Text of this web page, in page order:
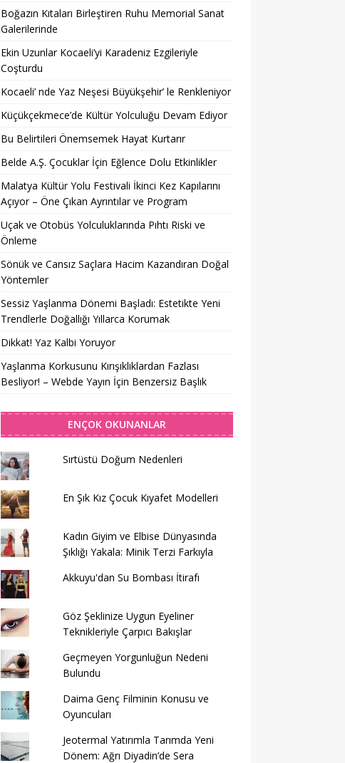
Boğazın Kıtaları Birleştiren Ruhu Memorial Sanat
Galerilerinde
Ekin Uzunlar Kocaeli’yi Karadeniz Ezgileriyle
Coşturdu
Kocaeli’ nde Yaz Neşesi Büyükşehir’ le Renkleniyor
Küçükçekmece’de Kültür Yolculuğu Devam Ediyor
Bu Belirtileri Önemsemek Hayat Kurtarır
Belde A.Ş. Çocuklar İçin Eğlence Dolu Etkinlikler
Malatya Kültür Yolu Festivali İkinci Kez Kapılarını
Açıyor – Öne Çıkan Ayrıntılar ve Program
Uçak ve Otobüs Yolculuklarında Pıhtı Riski ve
Önleme
Sönük ve Cansız Saçlara Hacim Kazandıran Doğal
Yöntemler
Sessiz Yaşlanma Dönemi Başladı: Estetikte Yeni
Trendlerle Doğallığı Yıllarca Korumak
Dikkat! Yaz Kalbi Yoruyor
Yaşlanma Korkusunu Kırışıklıklardan Fazlası
Besliyor! – Webde Yayın İçin Benzersiz Başlık
ENÇOK OKUNANLAR
Sırtüstü Doğum Nedenleri
En Şık Kız Çocuk Kıyafet Modelleri
Kadın Giyim ve Elbise Dünyasında
Şıklığı Yakala: Minik Terzi Farkıyla
Akkuyu'dan Su Bombası İtirafı
Göz Şeklinize Uygun Eyeliner
Teknikleriyle Çarpıcı Bakışlar
Geçmeyen Yorgunluğun Nedeni
Bulundu
Daima Genç Filminin Konusu ve
Oyuncuları
Jeotermal Yatırımla Tarımda Yeni
Dönem: Ağrı Diyadin’de Sera